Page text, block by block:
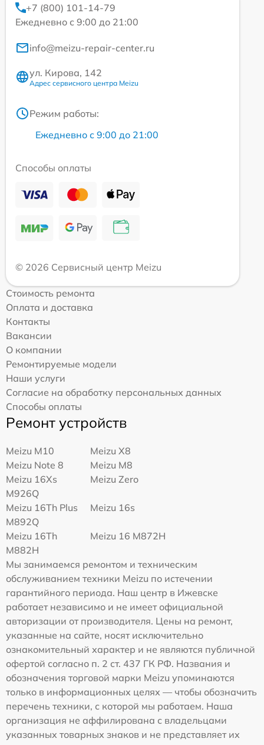
+7 (800) 101-14-79
Ежедневно с 9:00 до 21:00
info@meizu-repair-center.ru
ул. Кирова, 142
Адрес сервисного центра Meizu
Режим работы:
Ежедневно с 9:00 до 21:00
Способы оплаты
© 2026 Сервисный центр Meizu
Стоимость ремонта
Оплата и доставка
Контакты
Вакансии
О компании
Ремонтируемые модели
Наши услуги
Согласие на обработку персональных данных
Способы оплаты
Ремонт устройств
Meizu M10
Meizu X8
Meizu Note 8
Meizu M8
Meizu 16Xs
M926Q
Meizu Zero
Meizu 16Th Plus
M892Q
Meizu 16s
Meizu 16Th
M882H
Meizu 16 M872H
Мы занимаемся ремонтом и техническим
обслуживанием техники Meizu по истечении
гарантийного периода. Наш центр в Ижевске
работает независимо и не имеет официальной
авторизации от производителя. Цены на ремонт,
указанные на сайте, носят исключительно
ознакомительный характер и не являются публичной
офертой согласно п. 2 ст. 437 ГК РФ. Названия и
обозначения торговой марки Meizu упоминаются
только в информационных целях — чтобы обозначить
перечень техники, с которой мы работаем. Наша
организация не аффилирована с владельцами
указанных товарных знаков и не представляет их